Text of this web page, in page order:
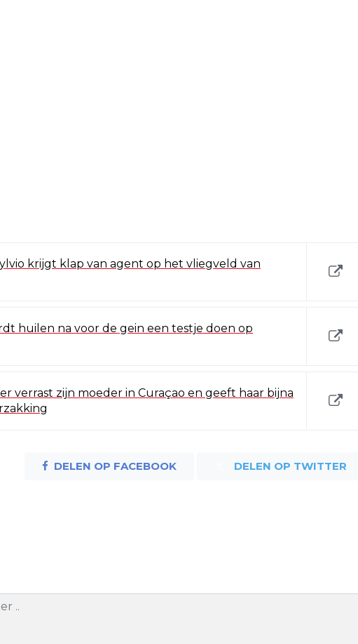
krijgt klap van agent op het vliegveld van
huilen na voor de gein een testje doen op
verrast zijn moeder in Curaçao en geeft haar bijna
DELEN OP FACEBOOK DELEN OP TWITTER